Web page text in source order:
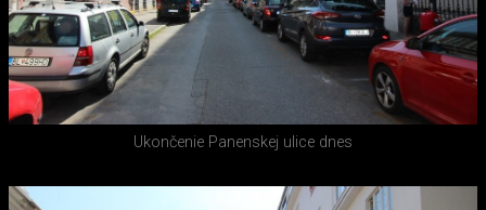
Ukončenie Panenskej ulice dnes